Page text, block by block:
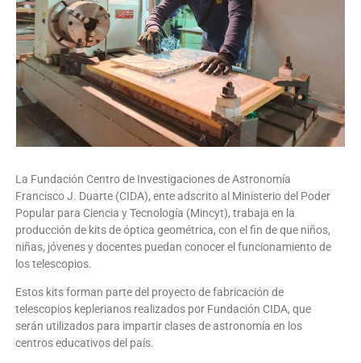
La Fundación Centro de Investigaciones de Astronomía
Francisco J. Duarte (CIDA), ente adscrito al Ministerio del Poder
Popular para Ciencia y Tecnología (Mincyt), trabaja en la
producción de kits de óptica geométrica, con el fin de que niños,
niñas, jóvenes y docentes puedan conocer el funcionamiento de
los telescopios.
Estos kits forman parte del proyecto de fabricación de
telescopios keplerianos realizados por Fundación CIDA, que
serán utilizados para impartir clases de astronomía en los
centros educativos del país.